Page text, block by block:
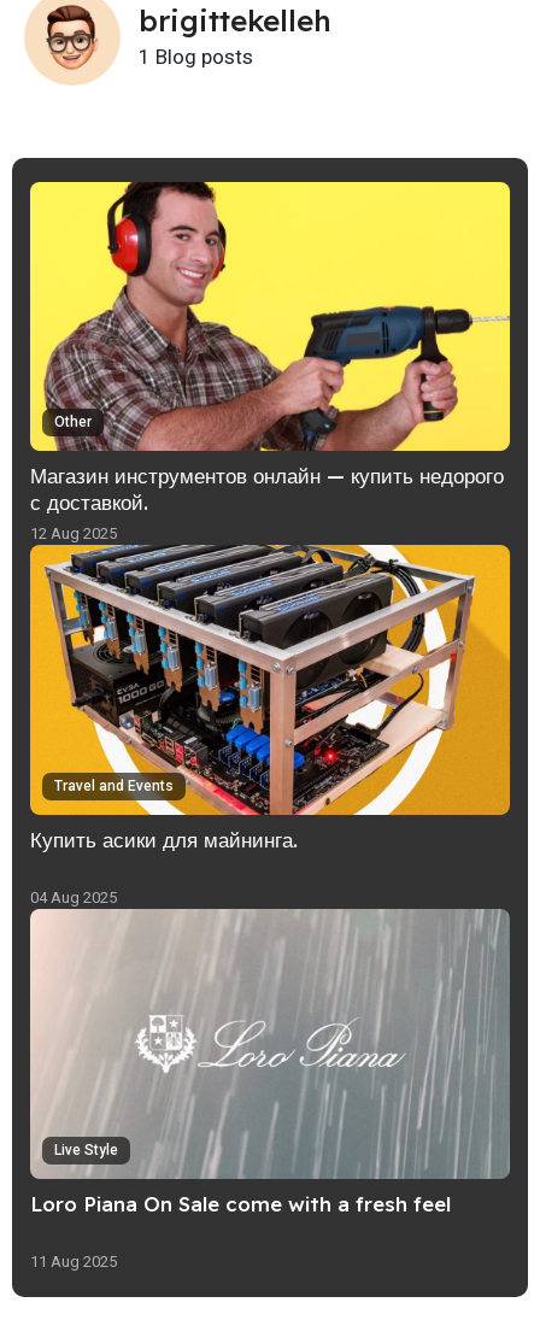
brigittekelleh
1 Blog posts
Other
Магазин инструментов онлайн — купить недорого
с доставкой.
12 Aug 2025
Travel and Events
Купить асики для майнинга.
04 Aug 2025
Live Style
Loro Piana On Sale come with a fresh feel
11 Aug 2025